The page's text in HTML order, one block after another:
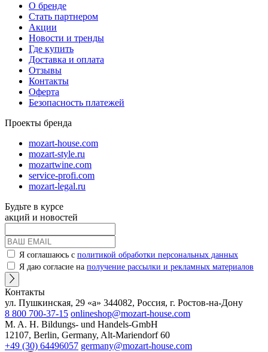
О бренде
Стать партнером
Акции
Новости и тренды
Где купить
Доставка и оплата
Отзывы
Контакты
Оферта
Безопасность платежей
Проекты бренда
mozart-house.com
mozart-style.ru
mozartwine.com
service-profi.com
mozart-legal.ru
Будьте в курсе
акций и новостей
Я соглашаюсь с политикой обработки персональных данных
Я даю согласие на получение рассылки и рекламных материалов
Контакты
ул. Пушкинская, 29 «а» 344082, Россия, г. Ростов-на-Дону
8 800 700-37-15 onlineshop@mozart-house.com
M. A. H. Bildungs- und Handels-GmbH
12107, Berlin, Germany, Alt-Mariendorf 60
+49 (30) 64496057 germany@mozart-house.com